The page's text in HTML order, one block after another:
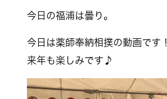
今日の福浦は曇り。
今日は薬師奉納相撲の動画です！
来年も楽しみです♪
動